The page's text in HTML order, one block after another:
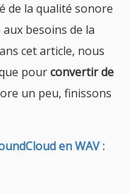
de la qualité sonore
besoins de la
cet article, nous
pourconvertir de
un peu, finissons
en WAV :